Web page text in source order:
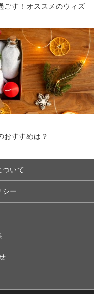
ごす！オススメのウィズ
おすすめは？
いて
シー